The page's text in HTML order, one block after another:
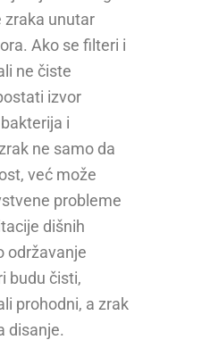
zraka unutar
Ako se filteri i
ne čiste
izvor
i
ne samo da
već može
probleme
dišnih
održavanje
budu čisti,
prohodni, a zrak
disanje.